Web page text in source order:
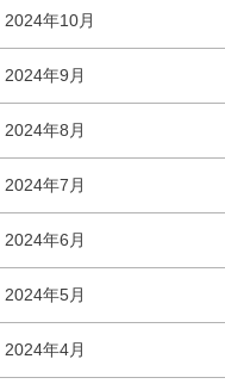
2024年10月
2024年9月
2024年8月
2024年7月
2024年6月
2024年5月
2024年4月